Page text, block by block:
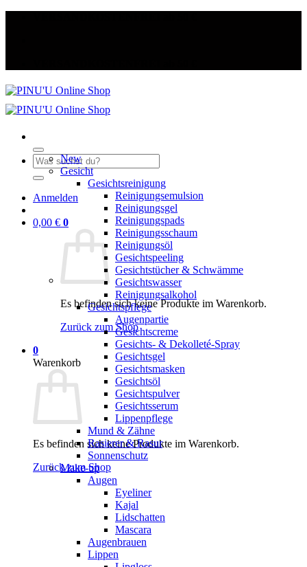
Suche
nach:
Anmelden
0,00 € 0
Es befinden sich keine Produkte im Warenkorb.
Zurück zum Shop
0
Warenkorb
Es befinden sich keine Produkte im Warenkorb.
Zurück zum Shop
New
Gesicht
Gesichtsreinigung
Reinigungsemulsion
Reinigungsgel
Reinigungspads
Reinigungsschaum
Reinigungsöl
Gesichtspeeling
Gesichtstücher & Schwämme
Gesichtswasser
Reinigungsalkohol
Gesichtspflege
Augenpartie
Gesichtscreme
Gesichts- & Dekolleté-Spray
Gesichtsgel
Gesichtsmasken
Gesichtsöl
Gesichtspulver
Gesichtsserum
Lippenpflege
Mund & Zähne
Rasierer & Rasur
Sonnenschutz
Make-up
Augen
Eyeliner
Kajal
Lidschatten
Mascara
Augenbrauen
Lippen